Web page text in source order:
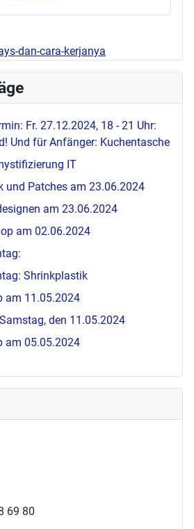
dan-cara-kerjanya
Fr. 27.12.2024, 18 - 21 Uhr:
Und für Anfänger: Kuchentasche
IT
und Patches am 23.06.2024
am 23.06.2024
am 02.06.2024
Shrinkplastik
am 11.05.2024
den 11.05.2024
am 05.05.2024
69 80